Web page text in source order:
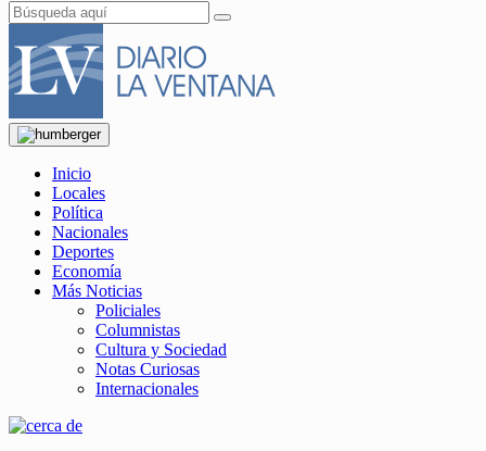
Inicio
Locales
Política
Nacionales
Deportes
Economía
Más Noticias
Policiales
Columnistas
Cultura y Sociedad
Notas Curiosas
Internacionales